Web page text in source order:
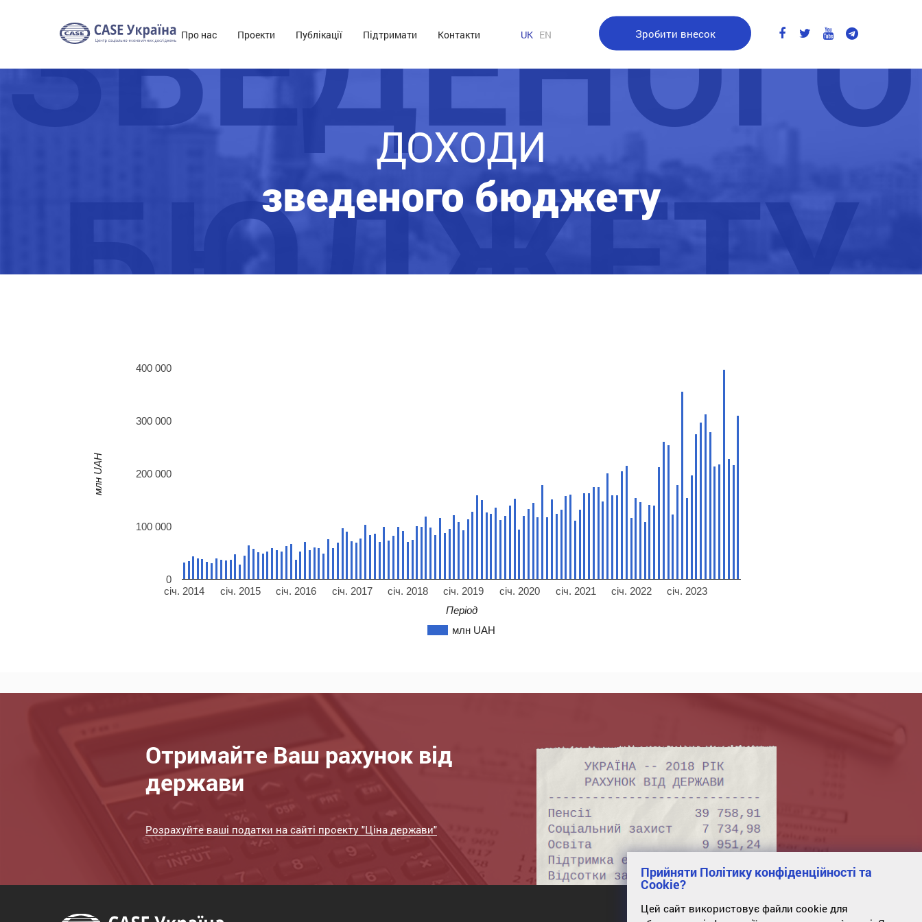
Про нас Проекти Публікації Підтримати Контакти UK EN Зробити внесок
ЗВЕДЕНОГО
БЮДЖЕТУ
ДОХОДИ
зведеного бюджету
млн UAH
січ. 2014 січ. 2015 січ. 2016 січ. 2017 січ. 2018 січ. 2019 січ. 2020 січ. 2021 січ. 2022 січ. 2023
0
100 000
200 000
300 000
400 000
Період
млн UAH
Отримайте Ваш рахунок від
держави
Розрахуйте ваші податки на сайті проекту "Ціна держави"
Прийняти Політику конфіденційності та
Cookie?
Цей сайт використовує файли cookie для